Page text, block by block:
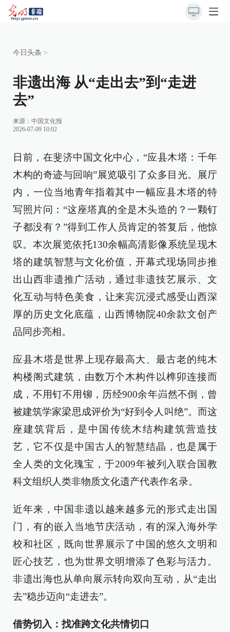
今日头条 >
非遗出海 从“走出去”到“走进
去”
来源： 中国文化报
2026-07-09 10:02
日前，在斐济中国文化中心，“应县木塔：千年
木构的奇迹与回响”展览吸引了众多目光。展厅
内，一位当地青年指着其中一幅应县木塔的特
写照片问：“这座塔真的全是木头造的？一颗钉
子都没有？”得到工作人员肯定的答复后，他惊
叹。本次展览依托130余幅高清影像系统呈现木
塔的建筑智慧与文化价值，开幕式现场同步推
出山西非遗推广活动，通过非遗技艺展示、文
化互动与特色美食，让来宾沉浸式感受山西深
厚的历史文化底蕴，山西博物院40余款文创产
品同步亮相。
应县木塔是世界上现存最高大、最古老的纯木
构楼阁式建筑，由数万个木构件以榫卯连接而
成，不用钉不用铆，历经900余年岿然不倒，曾
被建筑学家梁思成评价为“好到令人叫绝”。而这
座建筑背后，是中国传统木结构建筑营造技
艺，它不仅是中国古人的智慧结晶，也是属于
全人类的文化瑰宝，于2009年被列入联合国教
科文组织人类非物质文化遗产代表作名录。
近年来，中国非遗以越来越多元的形式走出国
门，有的嵌入当地节庆活动，有的深入海外学
校和社区，既向世界展示了中国的悠久文明和
匠心技艺，也为世界文明增添了色彩与活力。
非遗出海也从单向展示转向双向互动，从“走出
去”稳步迈向“走进去”。
借势切入：找准跨文化共情切口